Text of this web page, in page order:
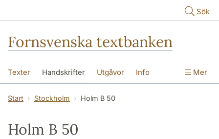
Sök
Fornsvenska textbanken
Texter Handskrifter Utgåvor Info Mer
Start Stockholm Holm B 50
Holm B 50